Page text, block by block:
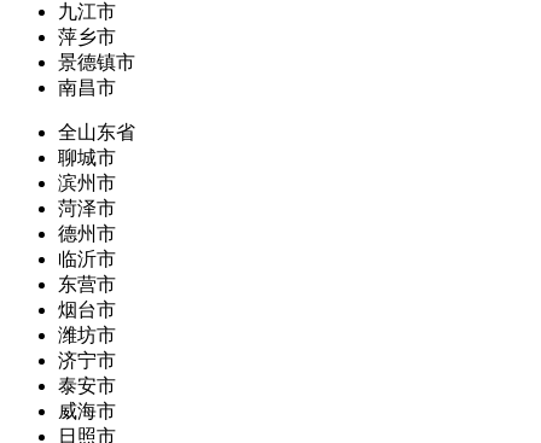
九江市
萍乡市
景德镇市
南昌市
全山东省
聊城市
滨州市
菏泽市
德州市
临沂市
东营市
烟台市
潍坊市
济宁市
泰安市
威海市
日照市